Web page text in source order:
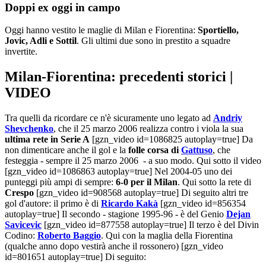
Doppi ex oggi in campo
Oggi hanno vestito le maglie di Milan e Fiorentina: Sportiello,
Jovic, Adli e Sottil. Gli ultimi due sono in prestito a squadre
invertite.
Milan-Fiorentina: precedenti storici |
VIDEO
Tra quelli da ricordare ce n'è sicuramente uno legato ad Andriy
Shevchenko, che il 25 marzo 2006 realizza contro i viola la sua
ultima rete in Serie A [gzn_video id=1086825 autoplay=true] Da
non dimenticare anche il gol e la folle corsa di Gattuso, che
festeggia - sempre il 25 marzo 2006 - a suo modo. Qui sotto il video
[gzn_video id=1086863 autoplay=true] Nel 2004-05 uno dei
punteggi più ampi di sempre: 6-0 per il Milan. Qui sotto la rete di
Crespo [gzn_video id=908568 autoplay=true] Di seguito altri tre
gol d'autore: il primo è di Ricardo Kakà [gzn_video id=856354
autoplay=true] Il secondo - stagione 1995-96 - è del Genio Dejan
Savicevic [gzn_video id=877558 autoplay=true] Il terzo è del Divin
Codino: Roberto Baggio. Qui con la maglia della Fiorentina
(qualche anno dopo vestirà anche il rossonero) [gzn_video
id=801651 autoplay=true] Di seguito: